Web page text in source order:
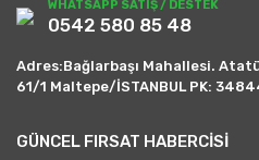
WHATSAPP SATIŞ / DESTEK
0542 580 85 48
Adres:Bağlarbaşı Mahallesi.
61/1 Maltepe/İSTANBUL PK:
GÜNCEL FIRSAT HABERCİSİ